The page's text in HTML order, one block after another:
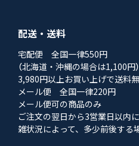
配送・送料
宅配便 全国一律550円
（北海道・沖縄の場合は1,100円）
3,980円以上お買い上げで送料
メール便 全国一律220円
メール便可の商品のみ
ご注文の翌日から3営業日以内
雑状況によって、多少前後する